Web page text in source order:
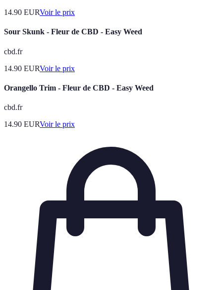
14.90 EURVoir le prix
Sour Skunk - Fleur de CBD - Easy Weed
cbd.fr
14.90 EURVoir le prix
Orangello Trim - Fleur de CBD - Easy Weed
cbd.fr
14.90 EURVoir le prix